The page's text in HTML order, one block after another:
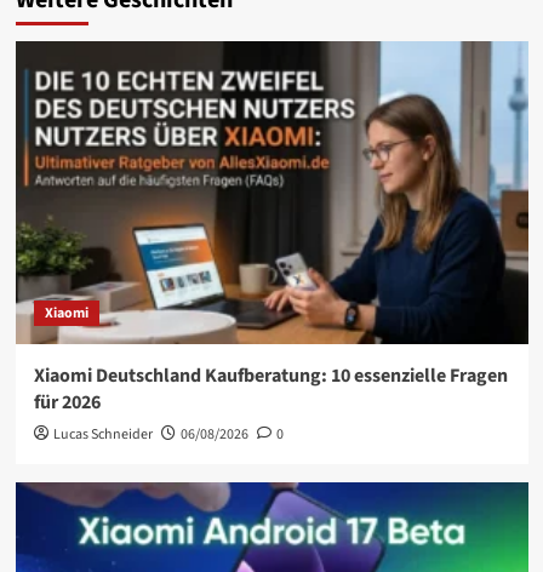
Xiaomi
Xiaomi Deutschland Kaufberatung: 10 essenzielle Fragen
für 2026
Lucas Schneider 06/08/2026 0